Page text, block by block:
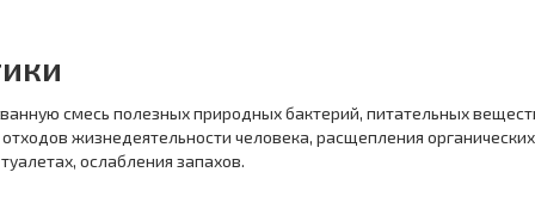
смесь полезных природных бактерий, питательных
жизнедеятельности человека, расщепления
ослабления запахов.